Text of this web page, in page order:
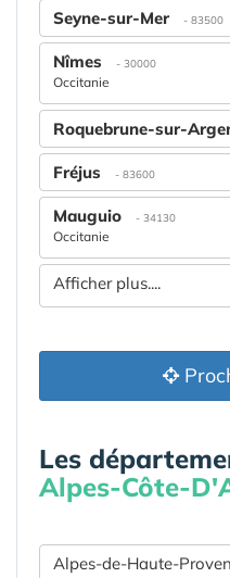
Seyne-sur-Mer - 83500
Nîmes - 30000
Occitanie
Roquebrune-sur-
Fréjus - 83600
Mauguio - 34130
Occitanie
Afficher plus....
Les
Alpes-Côte-
Alpes-de-Haute-